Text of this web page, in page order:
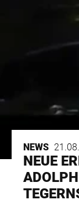
NEWS
NEUE